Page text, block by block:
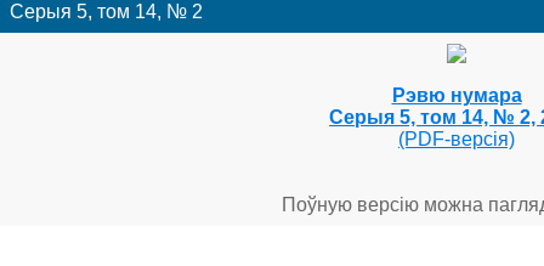
Серыя 5, том 14, № 2
Рэвю нумара
Серыя 5, том 14, № 2,
(PDF-версія)
Поўную версію можна